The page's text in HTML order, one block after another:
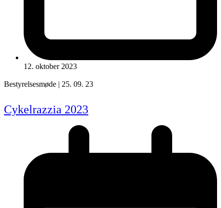
12. oktober 2023
Bestyrelsesmøde | 25. 09. 23
Cykelrazzia 2023